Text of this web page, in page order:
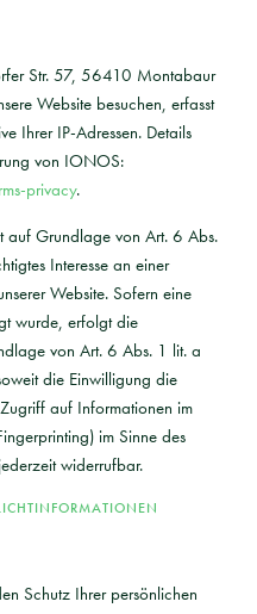
Str. 57, 56410 Montabaur
Website besuchen, erfasst
Ihrer IP-Adressen. Details
von IONOS:
privacy.
Grundlage von Art. 6 Abs.
Interesse an einer
Website. Sofern eine
wurde, erfolgt die
von Art. 6 Abs. 1 lit. a
die Einwilligung die
auf Informationen im
im Sinne des
widerrufbar.
Schutz Ihrer persönlichen